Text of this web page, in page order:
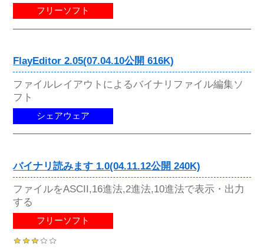
フリーソフト
FlayEditor 2.05(07.04.10公開 616K)
ファイルレイアウトによるバイナリファイル編集ソ
フト
シェアウェア
バイナリ読みます 1.0(04.11.12公開 240K)
ファイルをASCII,16進法,2進法,10進法で表示・出力
する
フリーソフト